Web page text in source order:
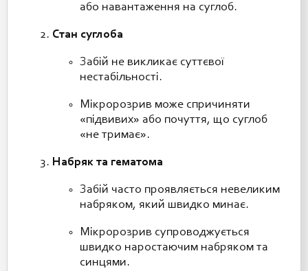
або навантаження на суглоб.
Стан суглоба
Забій не викликає суттєвої
нестабільності.
Мікророзрив може спричиняти
«підвивих» або почуття, що суглоб
«не тримає».
Набряк та гематома
Забій часто проявляється невеликим
набряком, який швидко минає.
Мікророзрив супроводжується
швидко наростаючим набряком та
синцями.